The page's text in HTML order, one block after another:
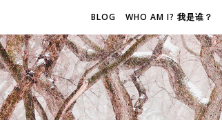
BLOG WHO AM I? 我是谁？